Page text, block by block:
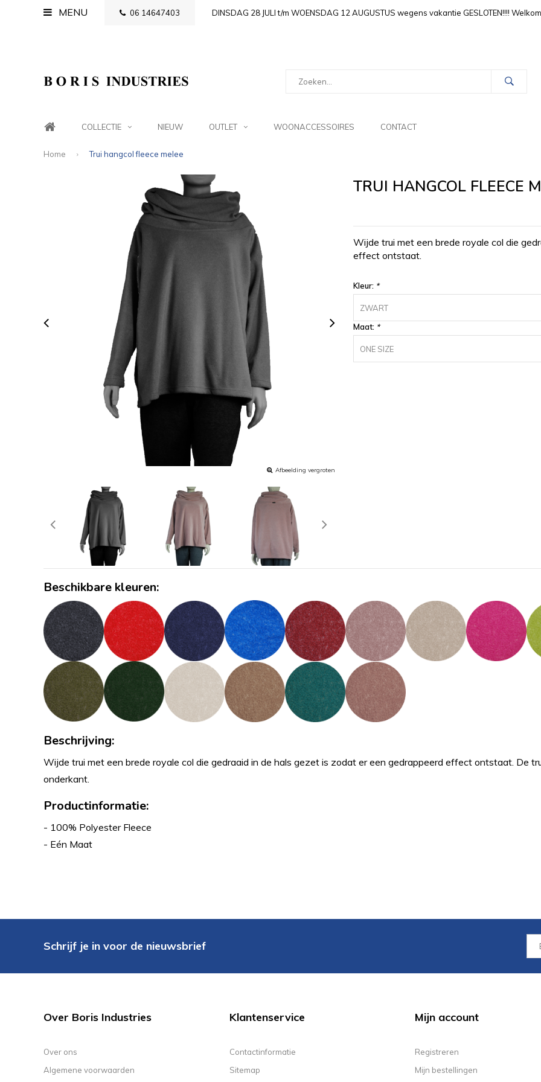
MENU 06 14647403 DINSDAG 28 JULI t/m WOENSDAG 12 AUGUSTUS wegens vakantie GESLOTEN!!!!
COLLECTIE NIEUW OUTLET WOONACCESSOIRES CONTACT
Home Trui hangcol fleece melee
Afbeelding vergroten
TRUI HANGCOL FLEECE
Wijde trui met een brede royale col die
effect ontstaat.
Kleur: *
ZWART
Maat: *
ONE SIZE
Beschikbare kleuren:
Beschrijving:
Wijde trui met een brede royale col die gedraaid in de hals gezet is zodat er een gedrappeerd effect ontstaat. De
onderkant.
Productinformatie:
- 100% Polyester Fleece
- Eén Maat
Schrijf je in voor de nieuwsbrief
Over Boris Industries
Over ons
Algemene voorwaarden
Klantenservice
Contactinformatie
Sitemap
Mijn account
Registreren
Mijn bestellingen